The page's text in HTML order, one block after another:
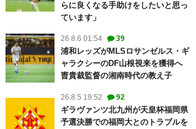
らに良くなる手助けをしたいと思っ
ています」
26.8.6 01:54 39
浦和レッズがMLSロサンゼルス・ギ
ャラクシーのDF山根視来を獲得へ
曺貴裁監督の湘南時代の教え子
26.8.5 19:52 92
ギラヴァンツ北九州が天皇杯福岡県
予選決勝での福岡大とのトラブルを